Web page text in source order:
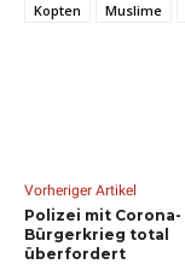
Kopten
Muslime
Vorheriger Artikel
Polizei mit Corona-
Bürgerkrieg total
überfordert